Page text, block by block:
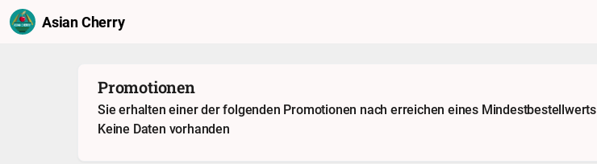
Asian Cherry
Promotionen
Sie erhalten einer der folgenden Promotionen nach erreichen eines Mindestbestellwerts
Keine Daten vorhanden